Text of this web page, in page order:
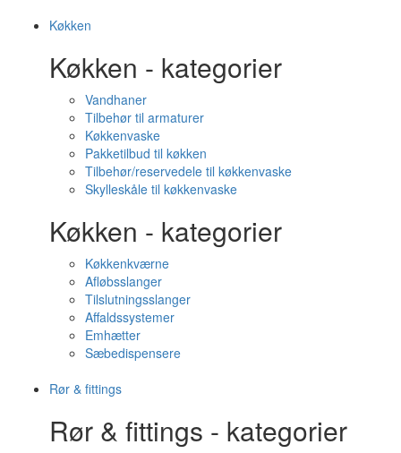
Køkken
Køkken - kategorier
Vandhaner
Tilbehør til armaturer
Køkkenvaske
Pakketilbud til køkken
Tilbehør/reservedele til køkkenvaske
Skylleskåle til køkkenvaske
Køkken - kategorier
Køkkenkværne
Afløbsslanger
Tilslutningsslanger
Affaldssystemer
Emhætter
Sæbedispensere
Rør & fittings
Rør & fittings - kategorier